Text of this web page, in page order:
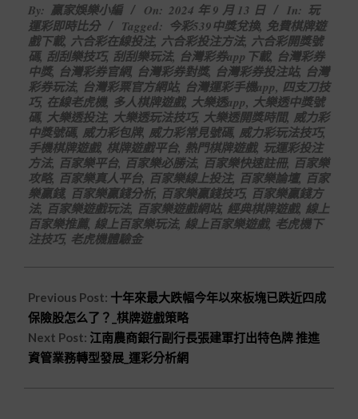
09-
13
By: 贏家娛樂小編 On: 2024 年 9 月 13 日 In: 玩
運彩即時比分
Tagged: 今彩539中獎兌換, 免費棋牌遊
戲下載, 六合彩在線投注, 六合彩投注方法, 六合彩開獎號
碼, 刮刮樂技巧, 刮刮樂玩法, 台灣彩券app下載, 台灣彩券
中獎, 台灣彩券官網, 台灣彩券對獎, 台灣彩券投注站, 台灣
彩券玩法, 台灣彩票官方網站, 台灣運彩手機app, 四支刀技
巧, 在線老虎機, 多人棋牌遊戲, 大樂透app, 大樂透中獎號
碼, 大樂透投注, 大樂透玩法技巧, 大樂透開獎時間, 威力彩
中獎號碼, 威力彩包牌, 威力彩常見號碼, 威力彩玩法技巧,
手機棋牌遊戲, 棋牌遊戲平台, 熱門棋牌遊戲, 玩運彩投注
方法, 百家樂平台, 百家樂必勝法, 百家樂快速註冊, 百家樂
攻略, 百家樂真人平台, 百家樂線上投注, 百家樂論壇, 百家
樂贏錢, 百家樂贏錢分析, 百家樂贏錢技巧, 百家樂贏錢方
法, 百家樂遊戲玩法, 百家樂遊戲網站, 經典棋牌遊戲, 線上
百家樂推薦, 線上百家樂玩法, 線上百家樂遊戲, 老虎機下
注技巧, 老虎機體驗金
Previous Post: 十年來最大跌幅今年以來板塊已跌近四成
保險股怎么了？_棋牌遊戲策略
Next Post: 江南農商銀行副行長張建軍打出特色牌 推進
資管業務轉型發展_運彩分析網